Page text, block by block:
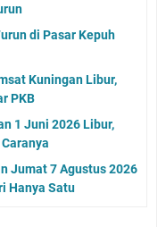
di Pasar Kepuh
Kuningan Libur,
PKB
1 Juni 2026 Libur,
Jumat 7 Agustus 2026
Hanya Satu